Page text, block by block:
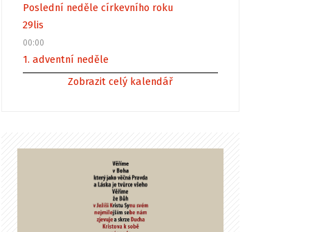
Poslední neděle církevního roku
29lis
00:00
1. adventní neděle
Zobrazit celý kalendář